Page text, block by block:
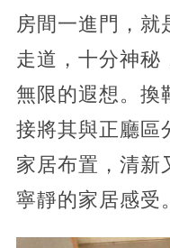
房間一進門，就
走道，十分神秘
無限的遐想。換
接將其與正廳區
家居布置，清新
寧靜的家居感受。